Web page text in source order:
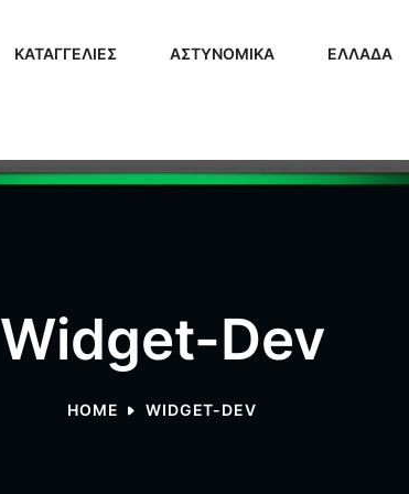
ΚΑΤΑΓΓΕΛΙΕΣ ΑΣΤΥΝΟΜΙΚΑ ΕΛΛΑΔΑ
Widget-Dev
HOME WIDGET-DEV